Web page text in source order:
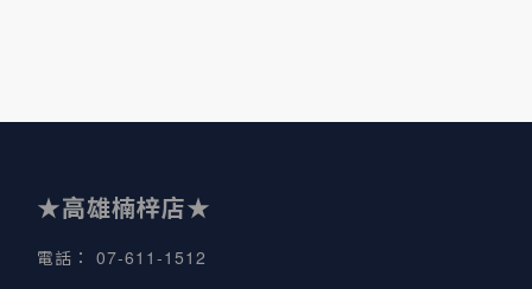
★高雄楠梓店★
電話 ： 07-611-1512